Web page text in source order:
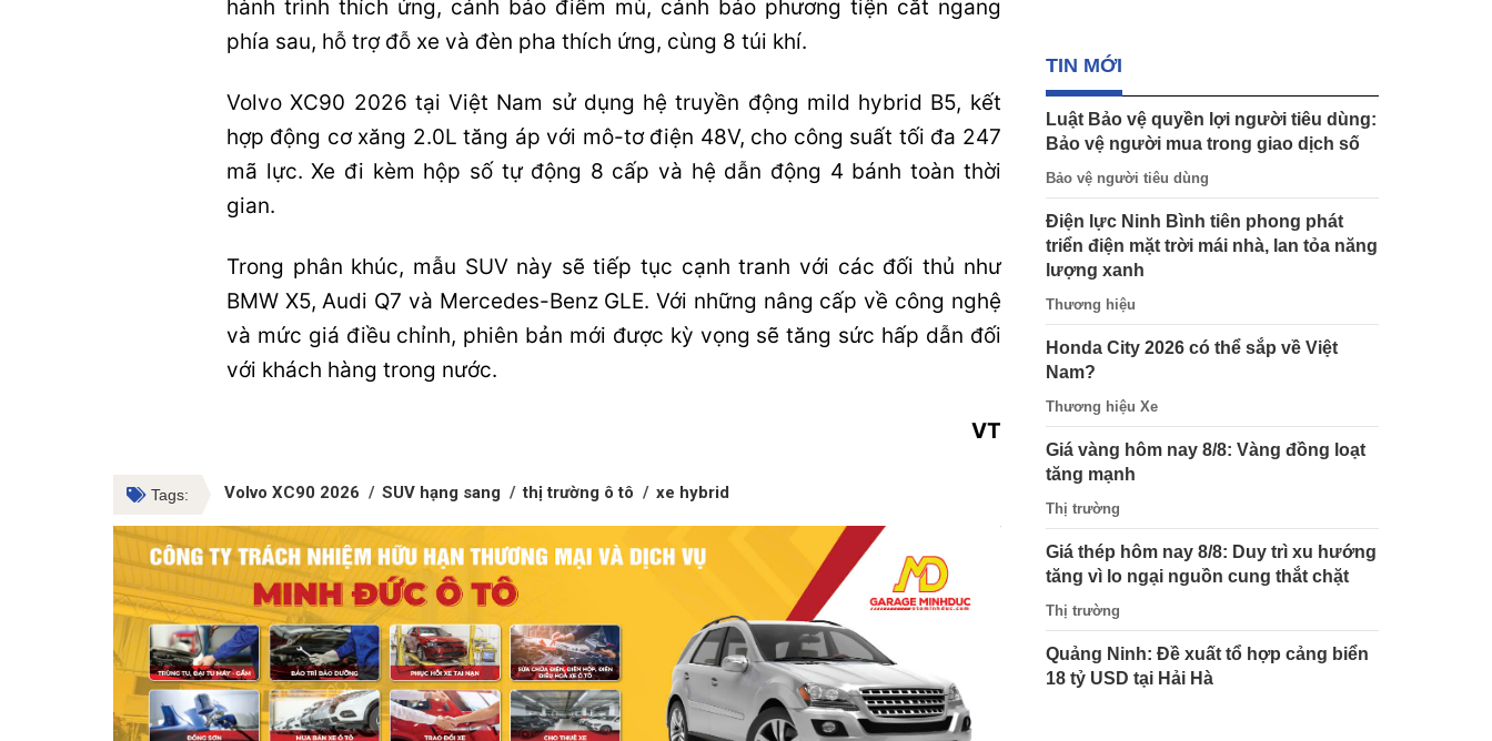
hành trình thích ứng, cảnh báo điểm mù, cảnh báo phương tiện cắt ngang
phía sau, hỗ trợ đỗ xe và đèn pha thích ứng, cùng 8 túi khí.
Volvo XC90 2026 tại Việt Nam sử dụng hệ truyền động mild hybrid B5, kết
hợp động cơ xăng 2.0L tăng áp với mô-tơ điện 48V, cho công suất tối đa 247
mã lực. Xe đi kèm hộp số tự động 8 cấp và hệ dẫn động 4 bánh toàn thời
gian.
Trong phân khúc, mẫu SUV này sẽ tiếp tục cạnh tranh với các đối thủ như
BMW X5, Audi Q7 và Mercedes-Benz GLE. Với những nâng cấp về công nghệ
và mức giá điều chỉnh, phiên bản mới được kỳ vọng sẽ tăng sức hấp dẫn đối
với khách hàng trong nước.
VT
Tags: Volvo XC90 2026 SUV hạng sang thị trường ô tô xe hybrid
TIN MỚI
Luật Bảo vệ quyền lợi người tiêu dùng:
Bảo vệ người mua trong giao dịch số
Bảo vệ người tiêu dùng
Điện lực Ninh Bình tiên phong phát
triển điện mặt trời mái nhà, lan tỏa năng
lượng xanh
Thương hiệu
Honda City 2026 có thể sắp về Việt
Nam?
Thương hiệu Xe
Giá vàng hôm nay 8/8: Vàng đồng loạt
tăng mạnh
Thị trường
Giá thép hôm nay 8/8: Duy trì xu hướng
tăng vì lo ngại nguồn cung thắt chặt
Thị trường
Quảng Ninh: Đề xuất tổ hợp cảng biển
18 tỷ USD tại Hải Hà